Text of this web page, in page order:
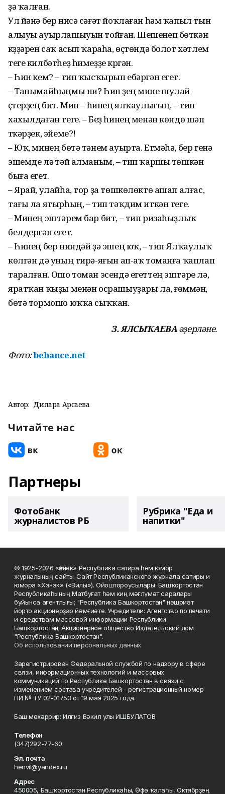
ҙә ҡалған.
Ул йәнә бер нисә сәғәт йоҡлаған һәм ҡапыл тын
алыуы ауырлашыуын тойған. Шешенеп бөткән
күҙҙәрен саҡ асып ҡараһа, өҫтөндә болот хәтлем
теге килбәтһеҙ һимеҙҙе күргән.
– Һин кем? – тип ҡысҡырып ебәргән егет.
– Танымайһыңмы ни? Һин үҙең мине шулай
үҫтерҙең бит. Мин – һинең ялҡаулығың, – тип
хахылдаған теге. – Беҙ һинең менән көндө шәп
үткәрҙек, эйеме?!
– Юҡ, минең бөтә тәнем ауырта. Етмәһә, бер генә
эшемде лә үтәй алманым, – тип ҡаршы төшкән
быға егет.
– Ярай, улайһа, тор ҙа төшкөлөктө ашап алғас,
тағы ла ятырһың, – тип тәҡдим иткән теге.
– Минең эштәрем бар бит, – тип ризаһыҙлыҡ
белдергән егет.
– Һинең бер ниндәй ҙә эшең юҡ, – тип Ялҡаулыҡ
көлгән дә уның тирә-яғын ап-аҡ томанға ҡаплап
таралған. Ошо томан эсендә егеттең эштәре лә,
яратҡан ҡыҙы менән осрашыуҙары ла, ғөмүмән,
бөтә тормошо юҡҡа сыҡҡан.
З. ЯЛСЫҠАЕВАәҙерләне.
Фото:behance.net
Автор: Дилара Арсаева
Читайте нас
Партнеры
Фотобанк
журналистов РБ
Рубрика "Еда и
напитки"
© 1925-2026 «Һәнәк» Республика сатира һәм юмор
журналының сайты. Сайт Республиканского журнала сатиры и
юмора «Хэнэк» («Вилы»). Ойоштороусылары: Башҡортостан
Республикаһының Матбуғат һәм киң мәғлүмәт саралары
буйынса агентлығы; "Республика Башкортостан" нәшриәт
йорто акционерҙар йәмғиәте. Учредители: Агентство по печати
и средствам массовой информации Республики
Башкортостан; Акционерное общество Издательский дом
"Республика Башкортостан".
Об использовании персональных данных
Зарегистрирован Федеральной службой по надзору в сфере
связи, информационных технологий и массовых
коммуникаций по Республике Башкортостан в связи с
изменением состава учредителей - регистрационный номер
ПИ № ТУ 02-01753 от 19 мая 2025 года.
Баш мөхәррир: Илгиз Вәкил улы ИШБУЛАТОВ
Телефон
(347)292-77-60
Эл. почта
henvil@yandex.ru
Адрес
450005, Башҡортостан Республикаһы, Өфө ҡалаһы, Октябрҙең